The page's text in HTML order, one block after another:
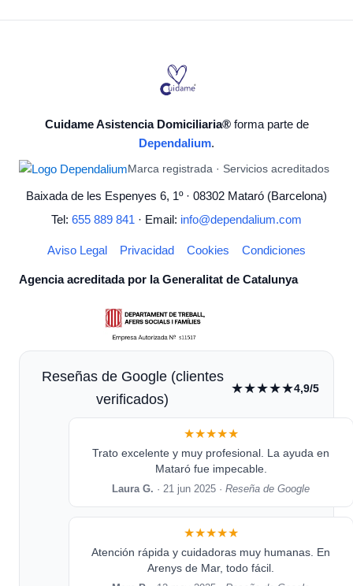
Cuidame Asistencia Domiciliaria®forma parte de
Dependalium.
Marca registrada · Servicios acreditados
Baixada de les Espenyes 6, 1º · 08302 Mataró (Barcelona)
Tel: 655 889 841 · Email: info@dependalium.com
Aviso Legal Privacidad Cookies Condiciones
Agencia acreditada por la Generalitat de Catalunya
Reseñas de Google (clientes
verificados)
★★★★★4,9/5
★★★★★
Trato excelente y muy profesional. La ayuda en
Mataró fue impecable.
Laura G. · 21 jun 2025 ·Reseña de Google
★★★★★
Atención rápida y cuidadoras muy humanas. En
Arenys de Mar, todo fácil.